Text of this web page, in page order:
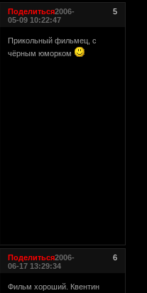
Поделиться 5
2006-
05-09 10:22:47
Прикольный фильмец, с
чёрным юморком
Поделиться 6
2006-
06-17 13:29:34
Фильм хороший. Квентин